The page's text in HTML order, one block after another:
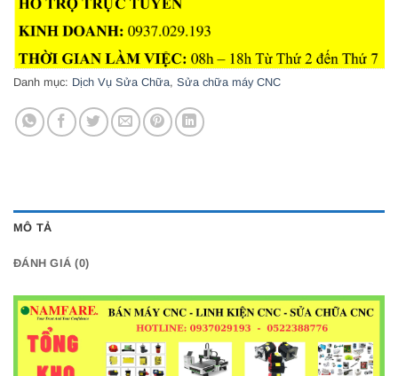
Danh mục: Dịch Vụ Sửa Chữa, Sửa chữa máy CNC
MÔ TẢ
ĐÁNH GIÁ (0)